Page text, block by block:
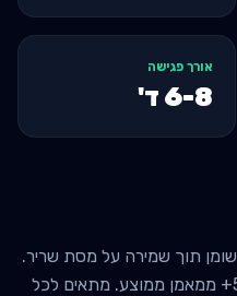
אורך פגישה
6-8 ד'
שומן תוך שמירה על מסת שריר.
הקהל הכי נפוץ במאמן אישי - 50%+ ממאמן ממוצע. מתאים לכל